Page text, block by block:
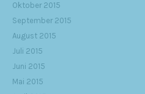
Oktober 2015
September 2015
August 2015
Juli 2015
Juni 2015
Mai 2015